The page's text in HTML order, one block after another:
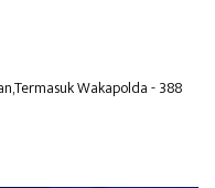
Wakapolda- 388